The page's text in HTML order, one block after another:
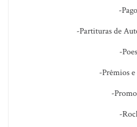
-
-Partituras de
-
-Prêmios
-
-